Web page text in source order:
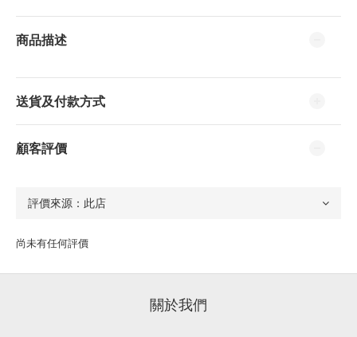
商品描述
送貨及付款方式
顧客評價
尚未有任何評價
關於我們